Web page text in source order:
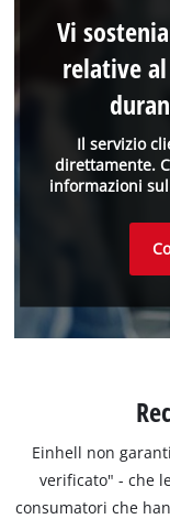
Il servizio
direttamente.
informazioni
Vi
relative
Einhell non
verificato" - che
consumatori che